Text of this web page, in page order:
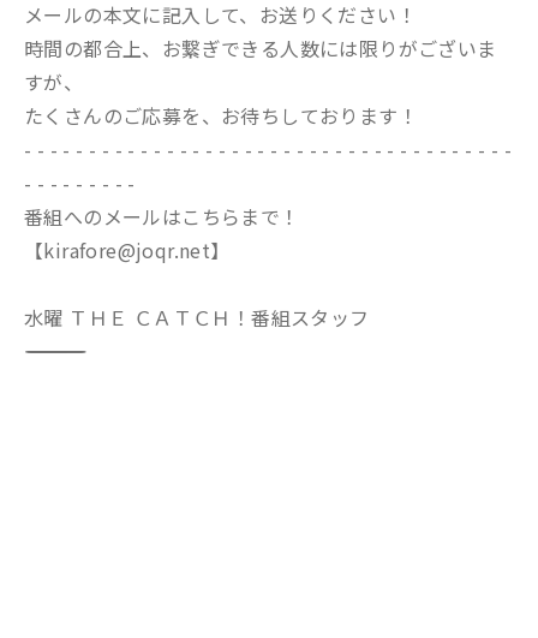
メールの本文に記入して、お送りください！
時間の都合上、お繋ぎできる人数には限りがございま
すが、
たくさんのご応募を、お待ちしております！
- - - - - - - - - - - - - - - - - - - - - - - - - - - - - - - - - - - - - -
- - - - - - - - -
番組へのメールはこちらまで！
【kirafore@joqr.net】
水曜 ＴＨＥ ＣＡＴＣＨ！番組スタッフ
―――――――――――――――――――――――――――――――――――――――――